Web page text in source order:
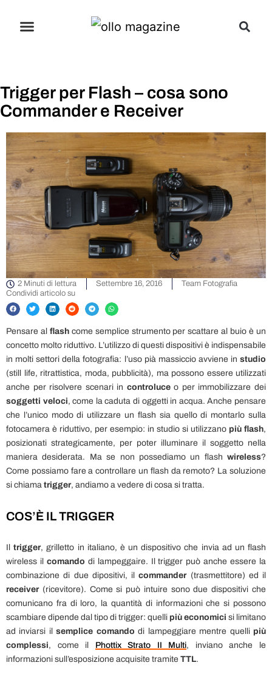
Trigger per Flash – cosa sono
Commander e Receiver
2 Minuti di lettura Settembre 16, 2016
Team Fotografia
Condividi articolo su
Pensare al flashcome semplice strumento per scattare al buio è un
concetto molto riduttivo. L’utilizzo di questi dispositivi è indispensabile
in molti settori della fotografia: l’uso pià massiccio avviene in studio
(still life, ritrattistica, moda, pubblicità), ma possono essere utilizzati
anche per risolvere scenari in controluceo per immobilizzare dei
soggetti veloci, come la caduta di oggetti in acqua. Anche pensare
che l’unico modo di utilizzare un flash sia quello di montarlo sulla
fotocamera è riduttivo, per esempio: in studio si utilizzano più flash,
posizionati strategicamente, per poter illuminare il soggetto nella
maniera desiderata. Ma se non possediamo un flash wireless?
Come possiamo fare a controllare un flash da remoto? La soluzione
si chiama trigger, andiamo a vedere di cosa si tratta.
COS’È IL TRIGGER
Iltrigger, grilletto in italiano, è un dispositivo che invia ad un flash
wireless il comando di lampeggaire. Il trigger può anche essere la
combinazione di due dipositivi, ilcommander(trasmettitore) ed il
receiver(ricevitore). Come si può intuire sono due dispositivi che
comunicano fra di loro, la quantità di informazioni che si possono
scambiare dipende dal tipo di trigger: quelli più economici si limitano
ad inviarsi ilsemplice comando di lampeggiare mentre quelli più
complessi, come il Phottix Strato II Multi, inviano anche le
informazioni sull’esposizione acquisite tramite TTL.